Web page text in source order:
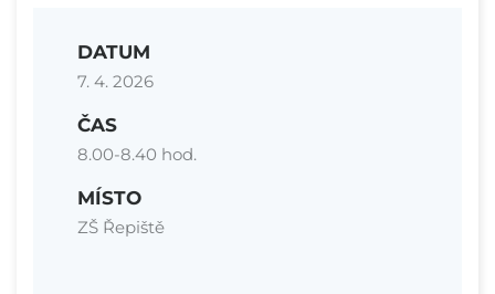
DATUM
7. 4. 2026
ČAS
8.00-8.40 hod.
MÍSTO
ZŠ Řepiště